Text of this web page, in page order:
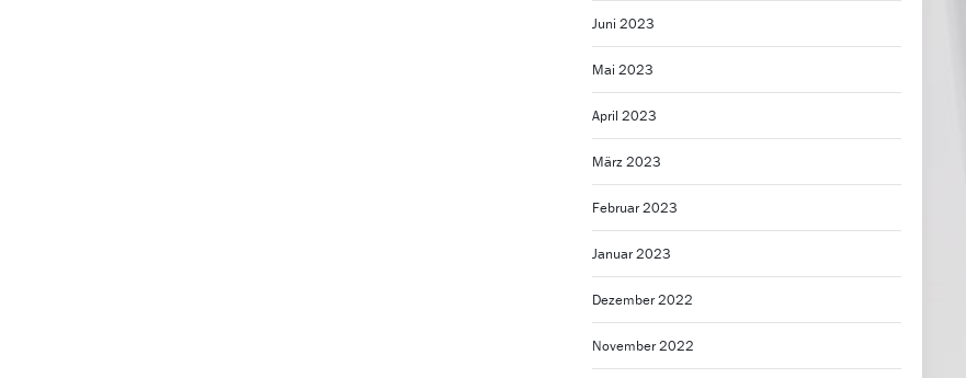
Juni 2023
Mai 2023
April 2023
März 2023
Februar 2023
Januar 2023
Dezember 2022
November 2022